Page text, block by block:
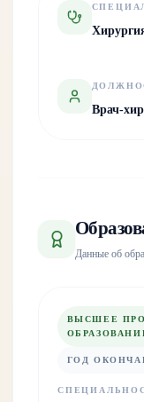
Врач-
Данные об
ВЫСШЕЕ
ГОД